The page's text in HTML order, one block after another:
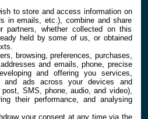
À PROPOS
La rédaction
Contact
to store and access information on
in emails, etc.), combine and share
partners, whether collected on this
held by some of us, or obtained
browsing, preferences, purchases,
and emails, phone, precise
and offering you services,
and ads across your devices and
SMS, phone, audio, and video),
their performance, and analysing
your consent at any time via the